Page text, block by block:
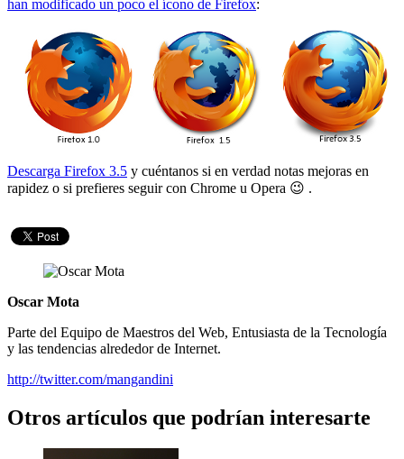
han modificado un poco el ícono de Firefox:
Descarga Firefox 3.5 y cuéntanos si en verdad notas mejoras en
rapidez o si prefieres seguir con Chrome u Opera 😉 .
Oscar Mota
Parte del Equipo de Maestros del Web, Entusiasta de la Tecnología
y las tendencias alrededor de Internet.
http://twitter.com/mangandini
Otros artículos que podrían interesarte